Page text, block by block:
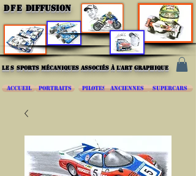
DFE DIFFUSION
les sports mécaniques associés à l'art graphique
ACCUEIL PORTRAITS PILOTES ANCIENNES SUPERCARS